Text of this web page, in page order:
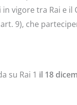
vigore tra Rai e il
9), che
su Rai 1 il 18